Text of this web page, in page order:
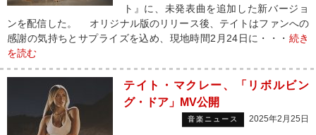
ト』に、未発表曲を追加した新バージョ
ンを配信した。 オリジナル版のリリース後、テイトはファンへの
感謝の気持ちとサプライズを込め、現地時間2月24日に・・・ 続き
を読む
テイト・マクレー、「リボルビン
グ・ドア」MV公開
音楽ニュース 2025年2月25日